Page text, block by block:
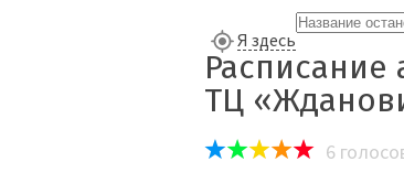
Я здесь
Расписание
ТЦ
6